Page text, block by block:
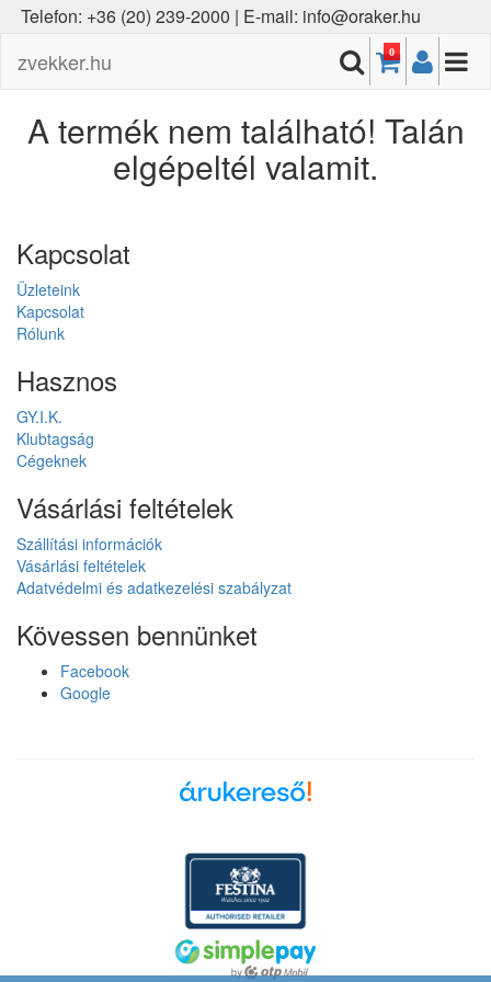
Telefon: +36 (20) 239-2000 | E-mail: info@oraker.hu
zvekker.hu 0
A termék nem található! Talán
elgépeltél valamit.
Kapcsolat
Üzleteink
Kapcsolat
Rólunk
Hasznos
GY.I.K.
Klubtagság
Cégeknek
Vásárlási feltételek
Szállítási információk
Vásárlási feltételek
Adatvédelmi és adatkezelési szabályzat
Kövessen bennünket
Facebook
Google